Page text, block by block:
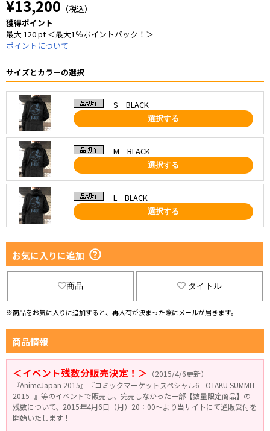
¥13,200 （税込）
獲得ポイント
最大 120 pt ＜最大1％ポイントバック！＞
ポイントについて
サイズとカラーの選択
S BLACK
選択する
M BLACK
選択する
L BLACK
選択する
お気に入りに追加
商品 タイトル
※商品をお気に入りに追加すると、再入荷が決まった際にメールが届きます。
商品情報
＜イベント残数分販売決定！＞ （2015/4/6更新）
『AnimeJapan 2015』『コミックマーケットスペシャル6 - OTAKU SUMMIT
2015 -』等のイベントで販売し、完売しなかった一部【数量限定商品】の
残数について、2015年4月6日（月）20：00～より当サイトにて通販受付を
開始いたします！